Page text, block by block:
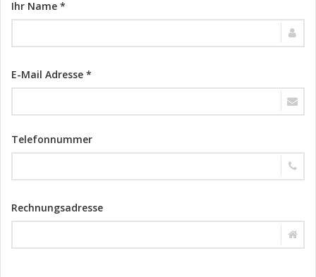
Ihr Name *
E-Mail Adresse *
Telefonnummer
Rechnungsadresse